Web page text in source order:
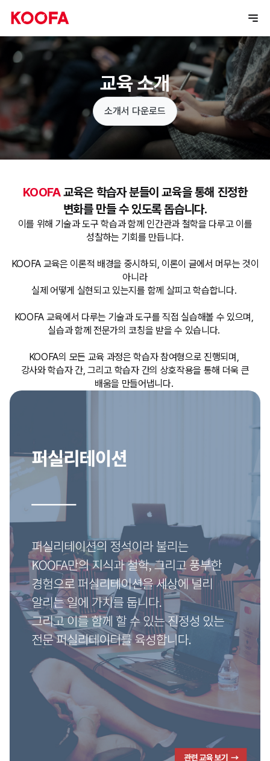
교육 소개
소개서 다운로드
KOOFA교육은 학습자 분들이 교육을 통해 진정한
변화를 만들 수 있도록 돕습니다.
이를 위해 기술과 도구 학습과 함께 인간관과 철학을 다루고 이를
성찰하는 기회를 만듭니다.
KOOFA 교육은 이론적 배경을 중시하되, 이론이 글에서 머무는 것이
아니라
실제 어떻게 실현되고 있는지를 함께 살피고 학습합니다.
KOOFA 교육에서 다루는 기술과 도구를 직접 실습해볼 수 있으며,
실습과 함께 전문가의 코칭을 받을 수 있습니다.
KOOFA의 모든 교육 과정은 학습자 참여형으로 진행되며,
강사와 학습자 간, 그리고 학습자 간의 상호작용을 통해 더욱 큰
배움을 만들어냅니다.